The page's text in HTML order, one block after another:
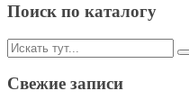
Поиск по каталогу
Искать:
Свежие записи